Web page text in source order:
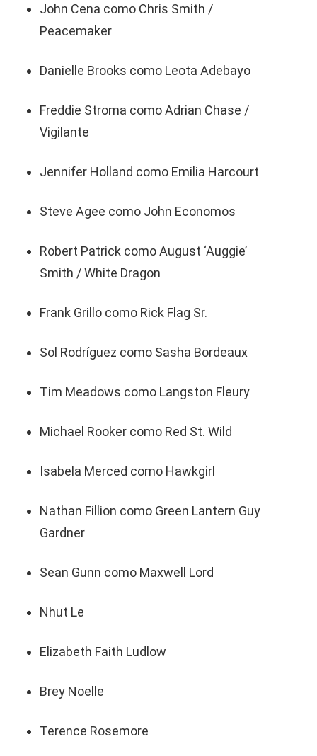
John Cena como Chris Smith /
Peacemaker
Danielle Brooks como Leota Adebayo
Freddie Stroma como Adrian Chase /
Vigilante
Jennifer Holland como Emilia Harcourt
Steve Agee como John Economos
Robert Patrick como August ‘Auggie’
Smith / White Dragon
Frank Grillo como Rick Flag Sr.
Sol Rodríguez como Sasha Bordeaux
Tim Meadows como Langston Fleury
Michael Rooker como Red St. Wild
Isabela Merced como Hawkgirl
Nathan Fillion como Green Lantern Guy
Gardner
Sean Gunn como Maxwell Lord
Nhut Le
Elizabeth Faith Ludlow
Brey Noelle
Terence Rosemore